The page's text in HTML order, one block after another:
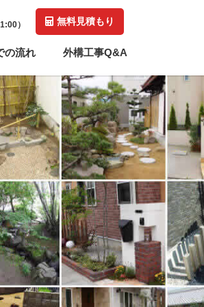
） 無料見積もり
の流れ 外構工事Q&A